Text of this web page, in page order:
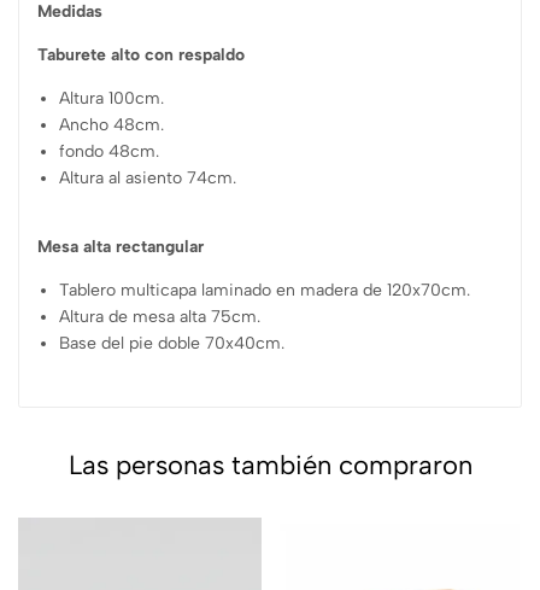
Medidas
Taburete alto con respaldo
Altura 100cm.
Ancho 48cm.
fondo 48cm.
Altura al asiento 74cm.
Mesa alta rectangular
Tablero multicapa laminado en madera de 120x70cm.
Altura de mesa alta 75cm.
Base del pie doble 70x40cm.
Las personas también compraron